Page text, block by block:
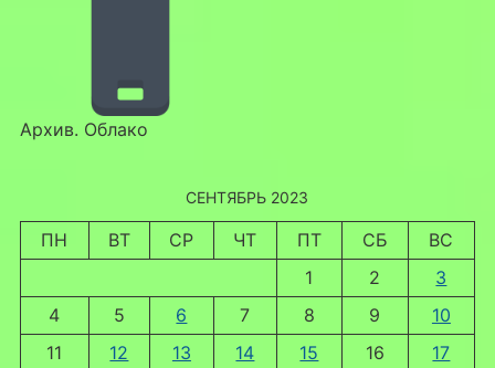
Архив. Облако
СЕНТЯБРЬ 2023
ПН ВТ СР ЧТ ПТ СБ
ВС
1
2
3
4
5 6 7 8 9
10
11
12 13 14 15 16
17